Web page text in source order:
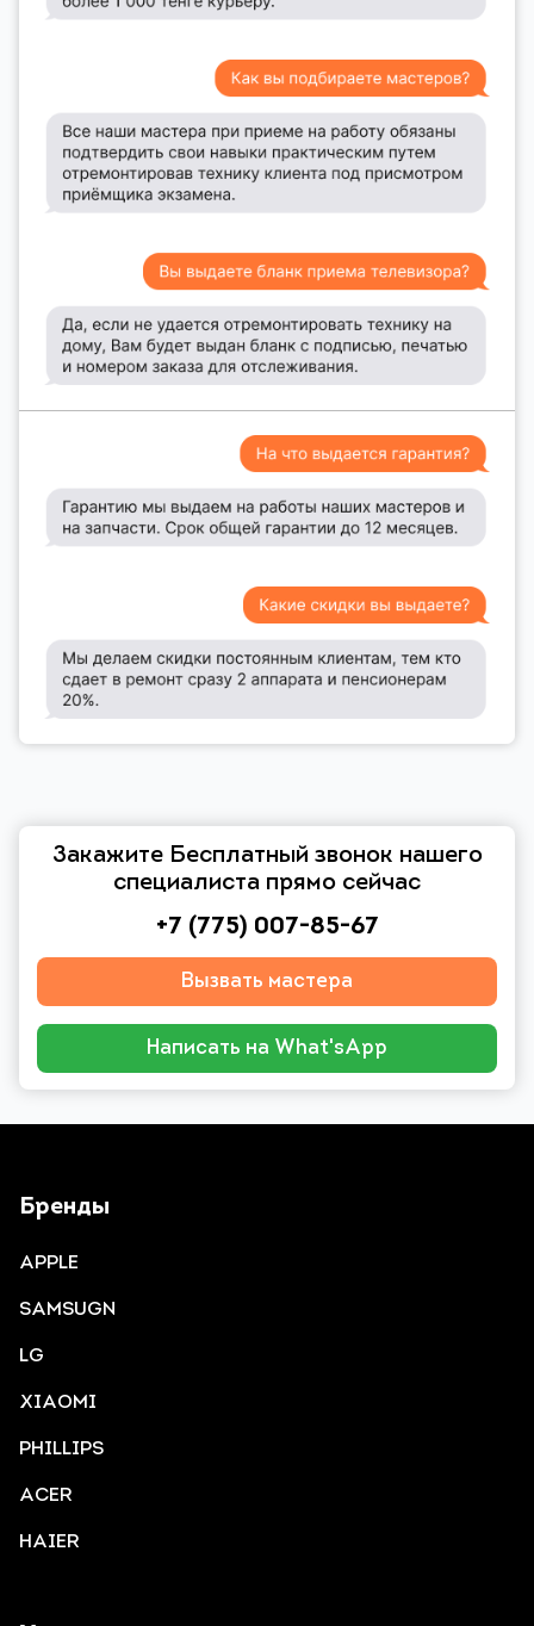
Закажите Бесплатный звонок нашего
специалиста прямо сейчас
+7 (775) 007-85-67
Вызвать мастера
Написать на What'sApp
Бренды
APPLE
SAMSUGN
LG
XIAOMI
PHILLIPS
ACER
HAIER